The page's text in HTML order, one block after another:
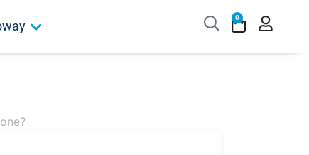
0